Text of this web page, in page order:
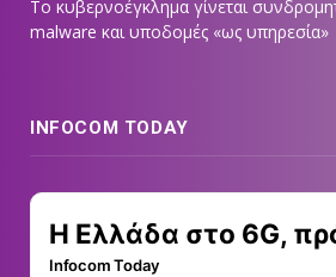
Το κυβερνοέγκλημα γίνεται
malware και υποδομές «ως υπηρεσία»
INFOCOM TODAY